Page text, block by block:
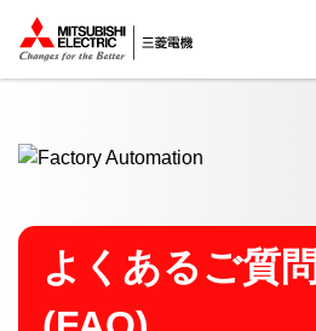
ここから本文
よくあるご質問